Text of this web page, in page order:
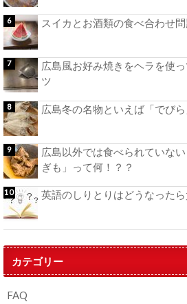
スイカとお酒類の食べ合わせ問
広島風お好み焼きをヘラを使
ツ
広島冬の名物といえば「でびら
広島以外では食べられていな
ぎも」って何！？？
英語のしりとりはどうなった
カテゴリー
FAQ